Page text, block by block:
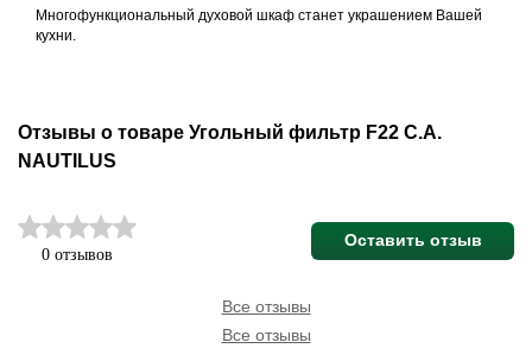
Многофункциональный духовой шкаф станет украшением Вашей
кухни.
Отзывы о товаре Угольный фильтр F22 C.A.
NAUTILUS
0 отзывов
Оставить отзыв
Все отзывы
Все отзывы